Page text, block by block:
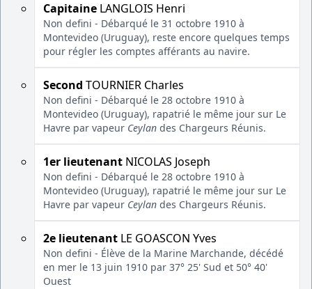
Capitaine LANGLOIS Henri
Non defini - Débarqué le 31 octobre 1910 à
Montevideo (Uruguay), reste encore quelques temps
pour régler les comptes afférants au navire.
Second TOURNIER Charles
Non defini - Débarqué le 28 octobre 1910 à
Montevideo (Uruguay), rapatrié le même jour sur Le
Havre par vapeur Ceylan des Chargeurs Réunis.
1er lieutenant NICOLAS Joseph
Non defini - Débarqué le 28 octobre 1910 à
Montevideo (Uruguay), rapatrié le même jour sur Le
Havre par vapeur Ceylan des Chargeurs Réunis.
2e lieutenant LE GOASCON Yves
Non defini - Élève de la Marine Marchande, décédé
en mer le 13 juin 1910 par 37° 25' Sud et 50° 40'
Ouest